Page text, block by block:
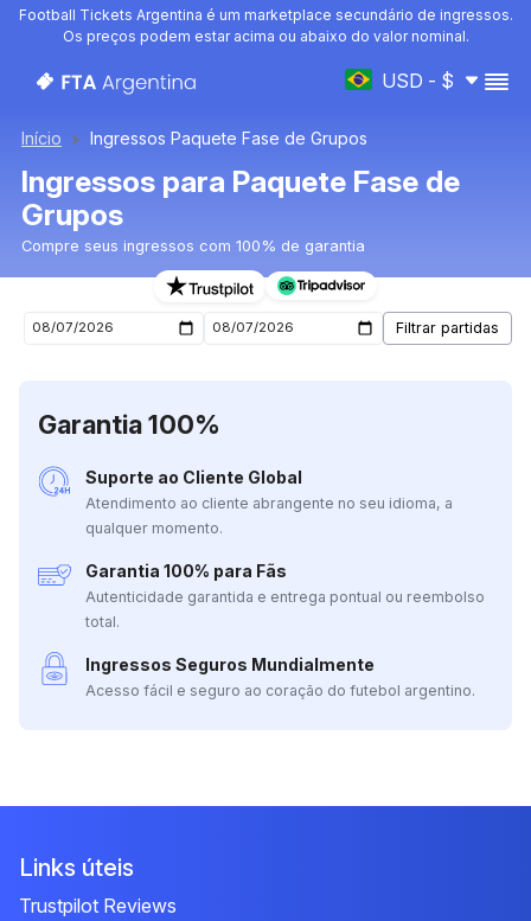
Football Tickets Argentina é um marketplace secundário de ingressos.
Os preços podem estar acima ou abaixo do valor nominal.
USD - $
Início Ingressos Paquete Fase de Grupos
Ingressos para Paquete Fase de
Grupos
Compre seus ingressos com 100% de garantia
Ingressos para o próximo jogo de Paquete Fase de
Garantia 100%
Suporte ao Cliente Global
Atendimento ao cliente abrangente no seu idioma, a
qualquer momento.
Garantia 100% para Fãs
Autenticidade garantida e entrega pontual ou reembolso
total.
Ingressos Seguros Mundialmente
Acesso fácil e seguro ao coração do futebol argentino.
Links úteis
Trustpilot Reviews